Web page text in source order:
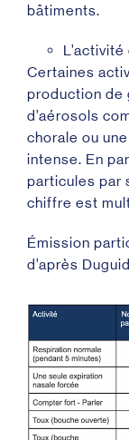
bâtiments.
Certaines
production
d’aérosols
chorale ou
intense. En
particules par
chiffre est
Émission
d’après Duguid